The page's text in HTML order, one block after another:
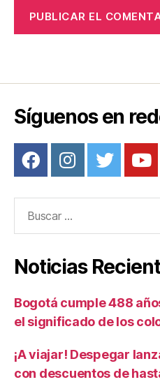
Síguenos en
Noticias
Bogotá cumple 488
el significado de los
¡A viajar! Despegar
con descuentos de